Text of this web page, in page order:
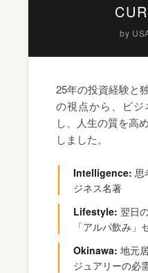
by
25年の投資経験と
の視点から、ビ
し、人生の質を高
しました。
Intelligence: 思
ジネス名著
Lifestyle: 翌日
「アルパ飲み」
Okinawa: 地元
ジュアリーの必